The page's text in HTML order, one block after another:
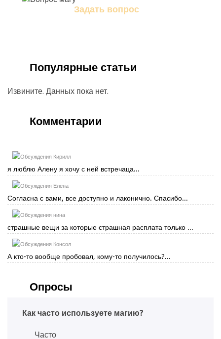
Задать вопрос
Популярные статьи
Извините. Данных пока нет.
Комментарии
Кирилл
я люблю Алену я хочу с ней встречаца...
Елена
Согласна с вами, все доступно и лаконично. Спасибо...
нина
страшные вещи за которые страшная расплата только ...
Консол
А кто-то вообще пробовал, кому-то получилось?...
Опросы
Как часто используете магию?
Часто